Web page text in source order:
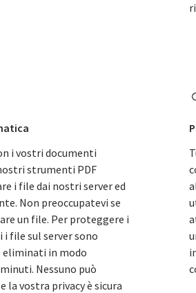
i vostri documenti
strumenti PDF
i file dai nostri server ed
Non preoccupatevi se
un file. Per proteggere i
file sul server sono
in modo
Nessuno può
la vostra privacy è sicura